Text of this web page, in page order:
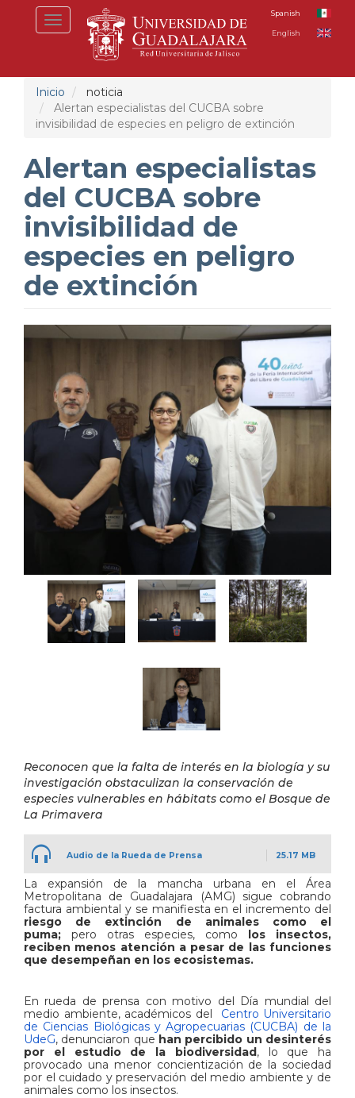
Toggle
navigation
Spanish
English
Inicio
noticia
Alertan especialistas del CUCBA sobre
invisibilidad de especies en peligro de extinción
Alertan especialistas
del CUCBA sobre
invisibilidad de
especies en peligro
de extinción
Reconocen que la falta de interés en la biología y su
investigación obstaculizan la conservación de
especies vulnerables en hábitats como el Bosque de
La Primavera
Audio de la Rueda de Prensa 25.17 MB
La expansión de la mancha urbana en el Área
Metropolitana de Guadalajara (AMG) sigue cobrando
factura ambiental y se manifiesta en el incremento del
riesgo de extinción de animales como el
puma; pero otras especies, como los insectos,
reciben menos atención a pesar de las funciones
que desempeñan en los ecosistemas.
En rueda de prensa con motivo del Día mundial del
medio ambiente, académicos del Centro Universitario
de Ciencias Biológicas y Agropecuarias (CUCBA) de la
UdeG, denunciaron que han percibido un desinterés
por el estudio de la biodiversidad, lo que ha
provocado una menor concientización de la sociedad
por el cuidado y preservación del medio ambiente y de
animales como los insectos.